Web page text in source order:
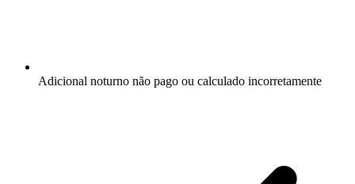
Adicional noturno não pago ou calculado incorretamente